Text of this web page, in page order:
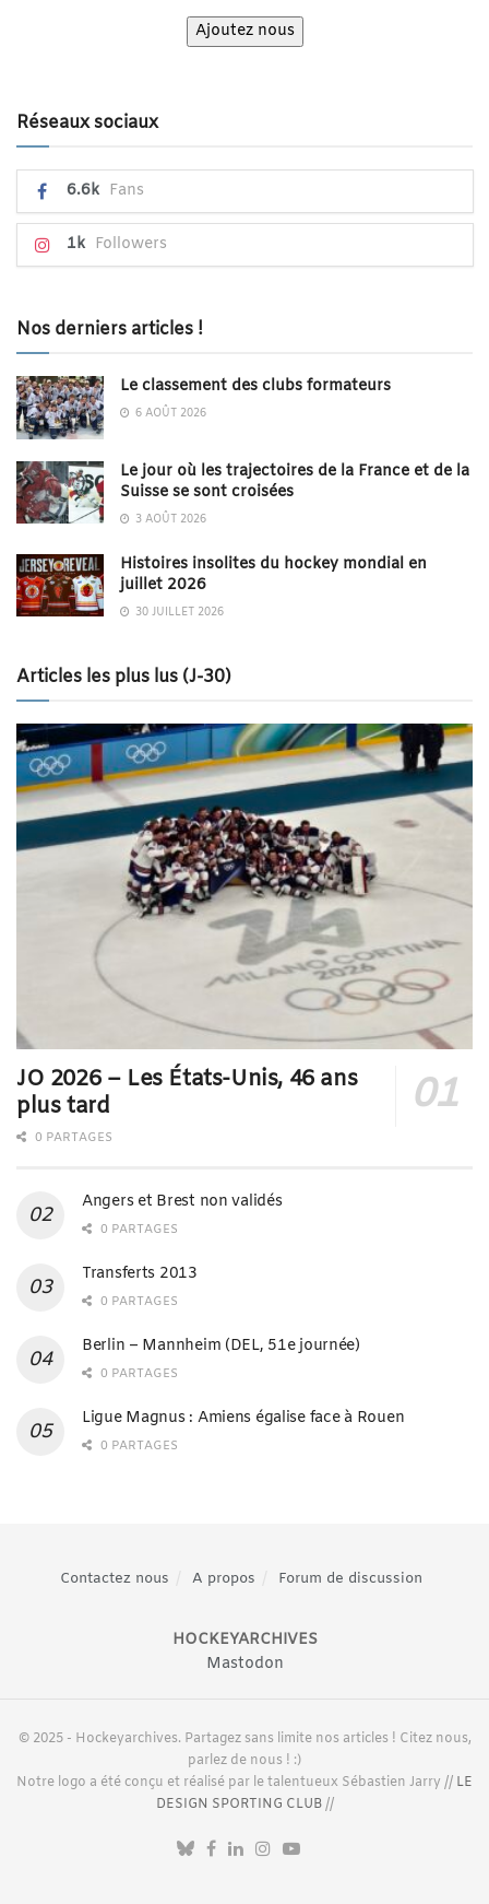
Ajoutez nous
Réseaux sociaux
6.6k Fans
1k Followers
Nos derniers articles !
Le classement des clubs formateurs
6 AOÛT 2026
Le jour où les trajectoires de la France et de la
Suisse se sont croisées
3 AOÛT 2026
Histoires insolites du hockey mondial en
juillet 2026
30 JUILLET 2026
Articles les plus lus (J-30)
JO 2026 – Les États-Unis, 46 ans
plus tard
0 PARTAGES
Angers et Brest non validés
0 PARTAGES
Transferts 2013
0 PARTAGES
Berlin – Mannheim (DEL, 51e journée)
0 PARTAGES
Ligue Magnus : Amiens égalise face à Rouen
0 PARTAGES
Contactez nous A propos Forum de discussion
HOCKEYARCHIVES
Mastodon
© 2025 - Hockeyarchives. Partagez sans limite nos articles ! Citez nous,
parlez de nous ! :)
Notre logo a été conçu et réalisé par le talentueux Sébastien Jarry // LE
DESIGN SPORTING CLUB//